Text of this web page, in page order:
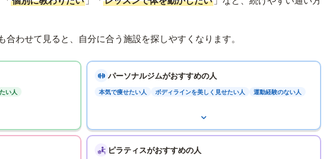
も合わせて見ると、自分に合う施設を探しやすくなります。
い人
パーソナルジムがおすすめの人
本気で痩せたい人 ボディラインを美しく見せたい人 運動経験のない人
ピラティスがおすすめの人